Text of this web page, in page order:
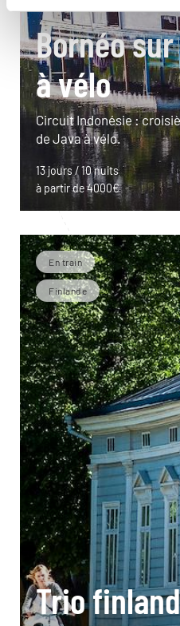
Bornéo
à vélo
Circuit Indonésie :
de Java à vélo.
13 jours / 10 nuits
à partir de 4000€
En train
Finlande
Trio